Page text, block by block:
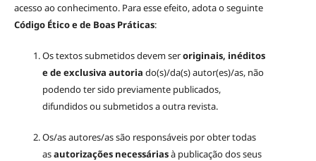
acesso ao conhecimento. Para esse efeito, adota o seguinte
Código Ético e de Boas Práticas:
Os textos submetidos devem seroriginais, inéditos
e de exclusiva autoria do(s)/da(s) autor(es)/as, não
podendo ter sido previamente publicados,
difundidos ou submetidos a outra revista.
Os/as autores/as são responsáveis por obter todas
asautorizações necessáriasà publicação dos seus